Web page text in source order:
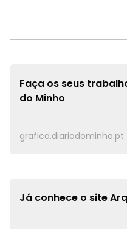
Faça os seus
do Minho
grafica.diariodominho.pt
Já conhece o site